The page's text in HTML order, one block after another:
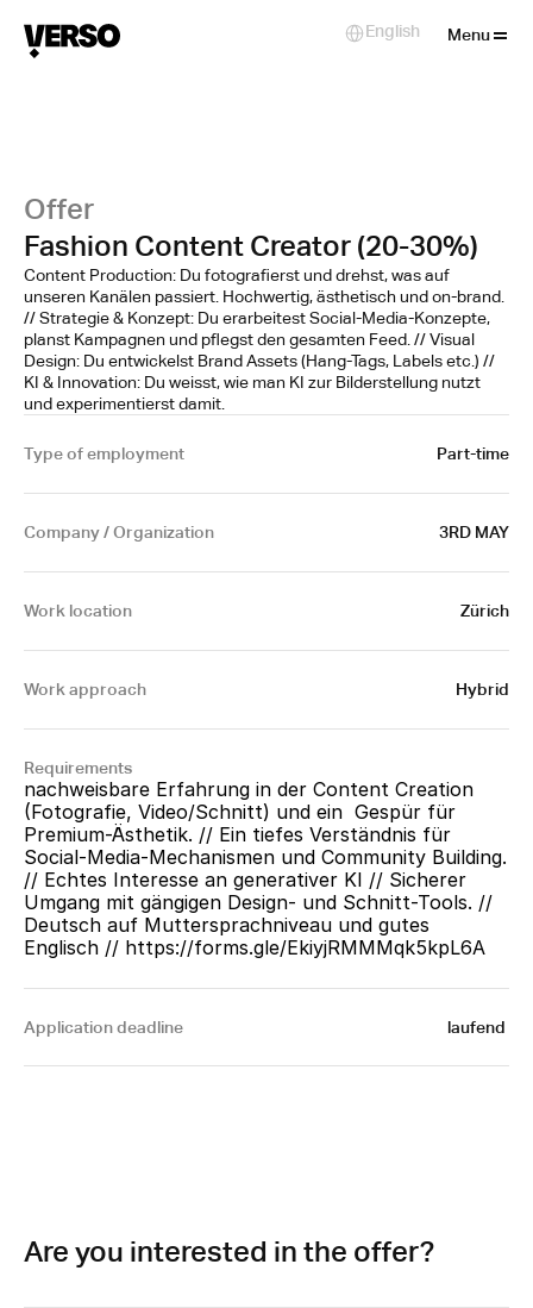
Offer
Fashion Content Creator (20-30%)
Content Production: Du fotografierst und drehst, was auf
unseren Kanälen passiert. Hochwertig, ästhetisch und on-brand.
// Strategie & Konzept: Du erarbeitest Social-Media-Konzepte,
planst Kampagnen und pflegst den gesamten Feed. // Visual
Design: Du entwickelst Brand Assets (Hang-Tags, Labels etc.) //
KI & Innovation: Du weisst, wie man KI zur Bilderstellung nutzt
und experimentierst damit.
Type of employment Part-time
Company / Organization 3RD MAY
Work location Zürich
Work approach Hybrid
Requirements
nachweisbare Erfahrung in der Content Creation
(Fotografie, Video/Schnitt) und ein  Gespür für
Premium-Ästhetik. // Ein tiefes Verständnis für
Social-Media-Mechanismen und Community Building.
// Echtes Interesse an generativer KI // Sicherer
Umgang mit gängigen Design- und Schnitt-Tools. //
Deutsch auf Muttersprachniveau und gutes
Englisch // https://forms.gle/EkiyjRMMMqk5kpL6A
Application deadline laufend
Are you interested in the offer?
Menu
Select Language
English